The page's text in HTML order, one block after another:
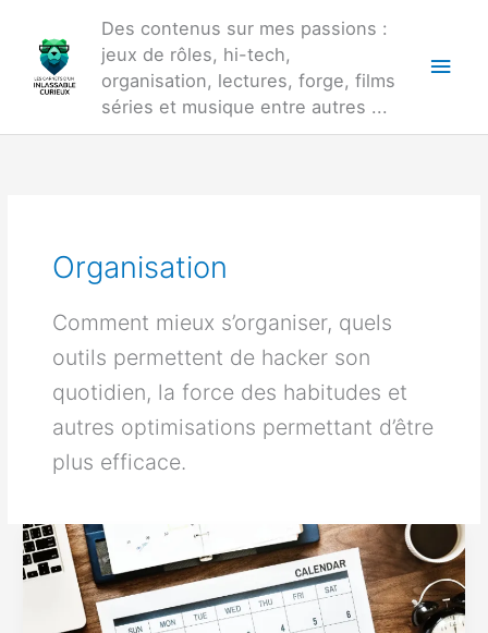
contenu
Des contenus sur mes passions :
jeux de rôles, hi-tech,
organisation, lectures, forge, films
séries et musique entre autres ...
Organisation
Comment mieux s’organiser, quels
outils permettent de hacker son
quotidien, la force des habitudes et
autres optimisations permettant d’être
plus efficace.